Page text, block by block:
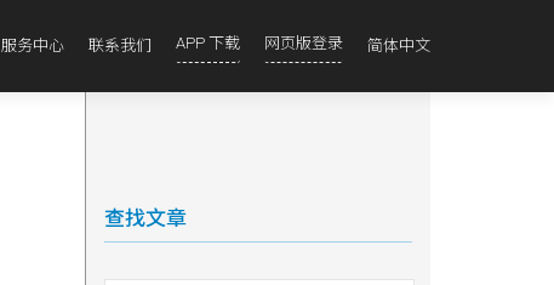
服务中心 联系我们 APP 下载 网页版登录 简体中文
查找文章